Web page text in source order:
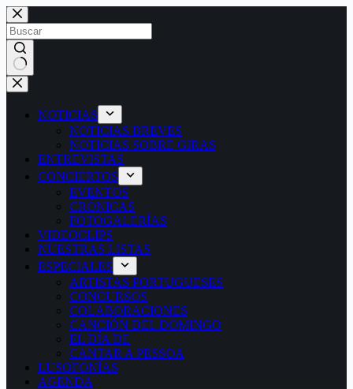
Saltar
al
contenido
Sin
resultados
NOTICIAS
NOTICIAS BREVES
NOTICIAS SOBRE GIRAS
ENTREVISTAS
CONCIERTOS
EVENTOS
CRÓNICAS
FOTOGALERÍAS
VIDEOCLIPS
NUESTRAS LISTAS
ESPECIALES
ARTISTAS PORTUGUESES
CONCURSOS
COLABORACIONES
CANCIÓN DEL DOMINGO
EL DÍA DE
CANTAR A PESSOA
LUSOFONÍAS
AGENDA